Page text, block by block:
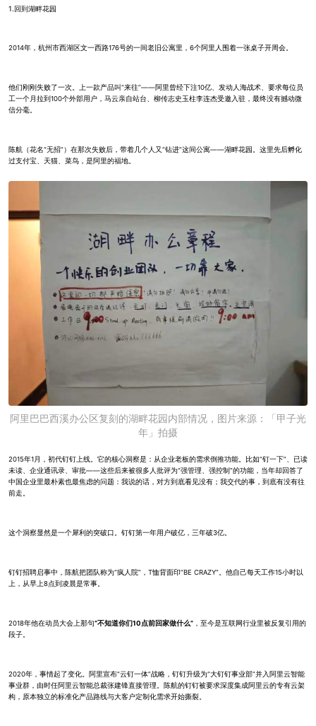
1.回到湖畔花园
2014年，杭州市西湖区文一西路176号的一间老旧公寓里，6个阿里人围着一张桌子开周会。
他们刚刚失败了一次。上一款产品叫“来往”——阿里曾经下注10亿、发动人海战术、要求每位员
工一个月拉到100个外部用户，马云亲自站台、柳传志史玉柱李连杰受邀入驻，最终没有撼动微
信分毫。
陈航（花名“无招”）在那次失败后，带着几个人又“钻进”这间公寓——湖畔花园。这里先后孵化
过支付宝、天猫、菜鸟，是阿里的福地。
阿里巴巴西溪办公区复刻的湖畔花园内部情况，图片来源：「甲子光
年」拍摄
2015年1月，初代钉钉上线。它的核心洞察是：从企业老板的需求倒推功能。比如“钉一下”、已读
未读、企业通讯录、审批——这些后来被很多人批评为“强管理、强控制”的功能，当年却回答了
中国企业里最朴素也最焦虑的问题：我说的话，对方到底看见没有；我交代的事，到底有没有往
前走。
这个洞察显然是一个犀利的突破口。钉钉第一年用户破亿，三年破3亿。
钉钉招聘启事中，陈航把团队称为“疯人院”，T恤背面印“BE CRAZY”。他自己每天工作15小时以
上，从早上8点到凌晨是常事。
2018年他在动员大会上那句“不知道你们10点前回家做什么”，至今是互联网行业里被反复引用的
段子。
2020年，事情起了变化。阿里宣布“云钉一体”战略，钉钉升级为“大钉钉事业部”并入阿里云智能
事业群，由时任阿里云智能总裁张建锋直接管理。陈航的钉钉被要求深度集成阿里云的专有云架
构，原本独立的标准化产品路线与大客户定制化需求开始撕裂。